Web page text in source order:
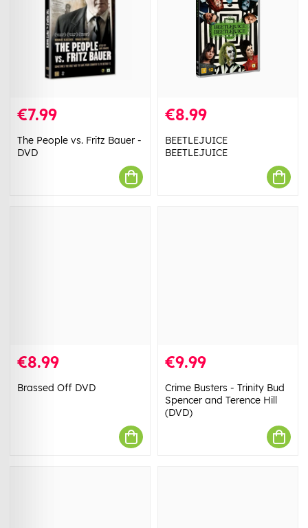
€7.99
The People vs. Fritz Bauer -
DVD
€8.99
BEETLEJUICE
BEETLEJUICE
€8.99
Brassed Off DVD
€9.99
​Crime Busters - Trinity Bud
Spencer and Terence Hill
(DVD)